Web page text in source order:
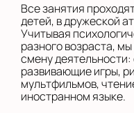
Все занятия
детей, в дружеской
Учитывая
разного возраста,
смену
развивающие игры,
мультфильмов,
иностранном языке.